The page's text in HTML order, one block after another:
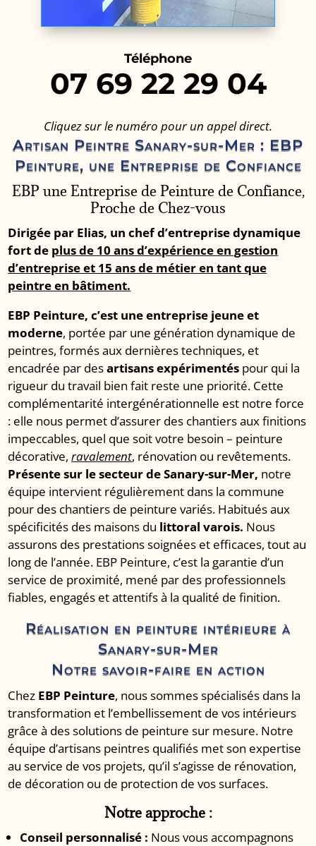
Téléphone
07 69 22 29 04
Cliquez sur le numéro pour un appel direct.
Artisan Peintre Sanary-sur-Mer : EBP
Peinture, une Entreprise de Confiance
EBP une Entreprise de Peinture de Confiance,
Proche de Chez-vous
Dirigée par Elias, un chef d’entreprise dynamique
fort de plus de 10 ans d’expérience en gestion
d’entreprise et 15 ans de métier en tant que
peintre en bâtiment.
EBP Peinture, c’est une entreprise jeune et
moderne, portée par une génération dynamique de
peintres, formés aux dernières techniques, et
encadrée par desartisans expérimentés pour qui la
rigueur du travail bien fait reste une priorité. Cette
complémentarité intergénérationnelle est notre force
: elle nous permet d’assurer des chantiers aux finitions
impeccables, quel que soit votre besoin – peinture
décorative,ravalement, rénovation ou revêtements.
Présente sur le secteur de Sanary-sur-Mer, notre
équipe intervient régulièrement dans la commune
pour des chantiers de peinture variés. Habitués aux
spécificités des maisons du littoral varois. Nous
assurons des prestations soignées et efficaces, tout au
long de l’année. EBP Peinture, c’est la garantie d’un
service de proximité, mené par des professionnels
fiables, engagés et attentifs à la qualité de finition.
Réalisation en peinture intérieure à
Sanary-sur-Mer
Notre savoir-faire en action
Chez EBP Peinture, nous sommes spécialisés dans la
transformation et l’embellissement de vos intérieurs
grâce à des solutions de peinture sur mesure. Notre
équipe d’artisans peintres qualifiés met son expertise
au service de vos projets, qu’il s’agisse de rénovation,
de décoration ou de protection de vos surfaces.
Notre approche :
Conseil personnalisé : Nous vous accompagnons